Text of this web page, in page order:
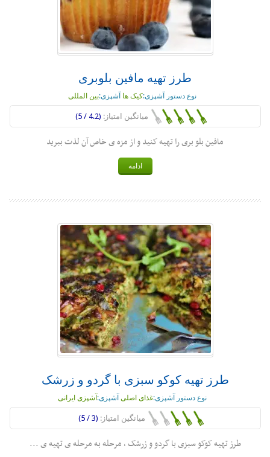
طرز تهیه مافین بلوبری
نوع دستور آشپزی:کیک ها آشپزی:بین المللی
میانگین امتیاز: (4.2 / 5)
مافین بلو بری را تهیه کنید و از مزه ی خاص آن لذت ببرید
ادامه
طرز تهیه کوکو سبزی با گردو و زرشک
نوع دستور آشپزی:غذای اصلی آشپزی: آشپزی ایرانی
میانگین امتیاز: (3 / 5)
طرز تهیه کوکو سبزی با گردو و زرشک ، مرحله به مرحله ی تهیه ی ...